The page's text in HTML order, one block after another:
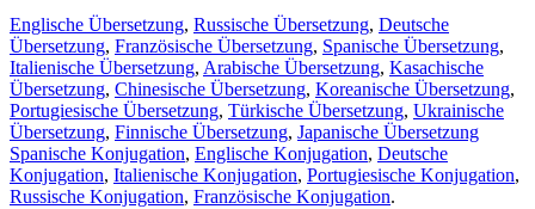
Englische Übersetzung, Russische Übersetzung, Deutsche
Übersetzung, Französische Übersetzung, Spanische Übersetzung,
Italienische Übersetzung, Arabische Übersetzung, Kasachische
Übersetzung, Chinesische Übersetzung, Koreanische Übersetzung,
Portugiesische Übersetzung, Türkische Übersetzung, Ukrainische
Übersetzung, Finnische Übersetzung, Japanische Übersetzung
Spanische Konjugation, Englische Konjugation, Deutsche
Konjugation, Italienische Konjugation, Portugiesische Konjugation,
Russische Konjugation, Französische Konjugation.